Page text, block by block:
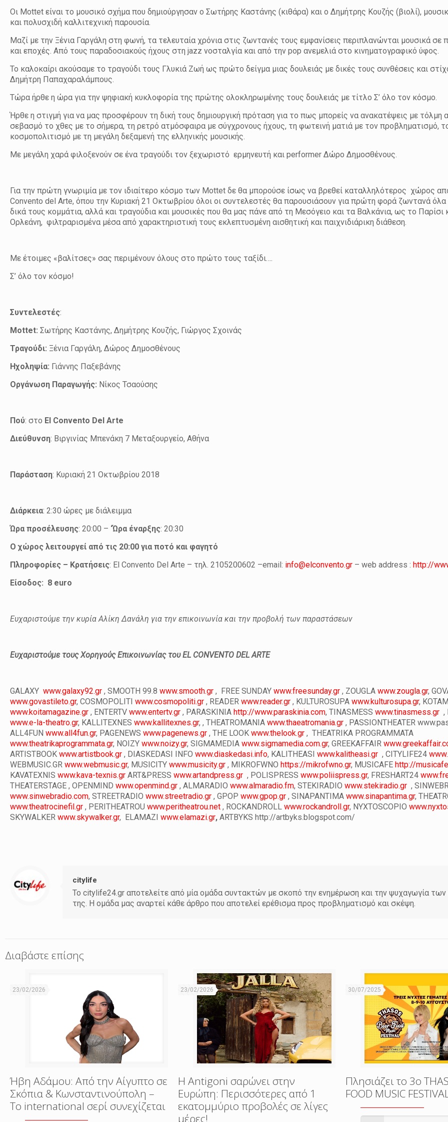
Οι Mottet είναι το μουσικό σχήμα που δημιούργησαν ο Σωτήρης Καστάνης (κιθάρα) και ο Δημήτρης Κουζής (βιολί),
και πολυσχιδή καλλιτεχνική παρουσία.
Μαζί με την Ξένια Γαργάλη στη φωνή, τα τελευταία χρόνια στις ζωντανές τους εμφανίσεις περιπλανώνται μουσικά σε
και εποχές. Από τους παραδοσιακούς ήχους στη jazz νοσταλγία και από την pop ανεμελιά στο κινηματογραφικό ύφος.
Το καλοκαίρι ακούσαμε το τραγούδι τους Γλυκιά Ζωή ως πρώτο δείγμα μιας δουλειάς με δικές τους συνθέσεις και
Δημήτρη Παπαχαραλάμπους.
Τώρα ήρθε η ώρα για την ψηφιακή κυκλοφορία της πρώτης ολοκληρωμένης τους δουλειάς με τίτλο Σ’ όλο τον κόσμο.
Ήρθε η στιγμή για να μας προσφέρουν τη δική τους δημιουργική πρόταση για το πως μπορείς να ανακατέψεις με τόλμη
σεβασμό το χθες με το σήμερα, τη ρετρό ατμόσφαιρα με σύγχρονους ήχους, τη φωτεινή ματιά με τον προβληματισμό,
κοσμοπολιτισμό με τη μεγάλη δεξαμενή της ελληνικής μουσικής.
Με μεγάλη χαρά φιλοξενούν σε ένα τραγούδι τον ξεχωριστό ερμηνευτή και performer Δώρο Δημοσθένους.
Για την πρώτη γνωριμία με τον ιδιαίτερο κόσμο των Mottet δε θα μπορούσε ίσως να βρεθεί καταλληλότερος χώρος
Convento del Arte, όπου την Κυριακή 21 Οκτωβρίου όλοι οι συντελεστές θα παρουσιάσουν για πρώτη φορά ζωντανά όλα
δικά τους κομμάτια, αλλά και τραγούδια και μουσικές που θα μας πάνε από τη Μεσόγειο και τα Βαλκάνια, ως το Παρίσι
Ορλεάνη, φιλτραρισμένα μέσα από χαρακτηριστική τους εκλεπτυσμένη αισθητική και παιχνιδιάρικη διάθεση.
Με έτοιμες «βαλίτσες» σας περιμένουν όλους στο πρώτο τους ταξίδι….
Σ’ όλο τον κόσμο!
Συντελεστές:
Mottet:Σωτήρης Καστάνης, Δημήτρης Κουζής, Γιώργος Σχοινάς
Τραγούδι: Ξένια Γαργάλη, Δώρος Δημοσθένους
Ηχοληψία: Γιάννης Παξεβάνης
Οργάνωση Παραγωγής: Νίκος Τσαούσης
Πού: στο El Convento Del Arte
Διεύθυνση: Βιργινίας Μπενάκη 7 Μεταξουργείο, Αθήνα
Παράσταση: Κυριακή 21 Οκτωβρίου 2018
Διάρκεια: 2:30 ώρες με διάλειμμα
Ώρα προσέλευσης: 20:00 – ‘Ώρα έναρξης: 20:30
Ο χώρος λειτουργεί από τις 20:00 για ποτό και φαγητό
Πληροφορίες – Κρατήσεις: El Convento Del Arte – τηλ. 2105200602 –email: info@elconvento.gr – web address : http://
Είσοδος: 8 euro
Ευχαριστούμε την κυρία Αλίκη Δανάλη για την επικοινωνία και την προβολή των παραστάσεων
Ευχαριστούμε τους Χορηγούς Επικοινωνίας του EL CONVENTO DEL ARTE
GALAXYwww.galaxy92.gr , SMOOTH 99.8www.smooth.gr , FREE SUNDAYwww.freesunday.gr , ZOUGLAwww.zougla.gr,
www.govastileto.gr, COSMOPOLITIwww.cosmopoliti.gr , READERwww.reader.gr , KULTUROSUPAwww.kulturosupa.gr,
www.koitamagazine.gr , ENTERTVwww.entertv.gr , PARASKINIA http://www.paraskinia.com, TINASMESSwww.tinasmess.gr ,
www.e-la-theatro.gr, KALLITEXNESwww.kallitexnes.gr, , THEATROMANIAwww.thaeatromania.gr , PASSIONTHEATER
ALL4FUNwww.all4fun.gr, PAGENEWSwww.pagenews.gr , THE LOOKwww.thelook.gr , THEATRIKA PROGRAMMATA
www.theatrikaprogrammata.gr, NOIZYwww.noizy.gr, SIGMAMEDIAwww.sigmamedia.com.gr, GREEKAFFAIR
ARTISTBOOKwww.artistbook.gr , DIASKEDASI INFOwww.diaskedasi.info, KALITHEASIwww.kalitheasi.gr , CITYLIFE24
WEBMUSIC.GRwww.webmusic.gr, MUSICITYwww.musicity.gr , MIKROFWNO https://mikrofwno.gr, MUSICAFE http://
KAVATEXNISwww.kava-texnis.gr ART&PRESSwww.artandpress.gr , POLISPRESSwww.poliispress.gr, FRESHART24
THEATERSTAGE , OPENMINDwww.openmind.gr , ALMARADIOwww.almaradio.fm,STEKIRADIOwww.stekiradio.gr ,
www.sinwebradio.com,STREETRADIOwww.streetradio.gr , GPOPwww.gpop.gr , SINAPANTIMAwww.sinapantima.gr,
www.theatrocinefil.gr , PERITHEATROUwww.peritheatrou.net , ROCKANDROLLwww.rockandroll.gr, NYXTOSCOPIO
SKYWALKERwww.skywalker.gr, ELAMAZI www.elamazi.gr, ARTBYKS http://artbyks.blogspot.com/
citylife
Το citylife24.gr αποτελείτε από μία ομάδα συντακτών με σκοπό την ενημέρωση και την ψυχαγωγία
της. Η ομάδα μας αναρτεί κάθε άρθρο που αποτελεί ερέθισμα προς προβληματισμό και σκέψη.
Διαβάστε επίσης
23/02/2026
Ήβη Αδάμου: Από την Αίγυπτο σε
Σκόπια & Κωνσταντινούπολη –
Το international σερί συνεχίζεται
23/02/2026
Η Antigoni σαρώνει στην
Ευρώπη: Περισσότερες από 1
εκατομμύριο προβολές σε λίγες
μέρες!
30/07/2025
Πλησιάζει το 3o
FOOD MUSIC